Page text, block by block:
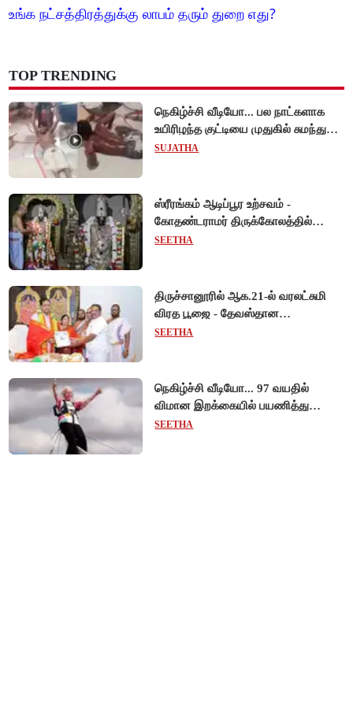
உங்க நட்சத்திரத்துக்கு லாபம் தரும் துறை எது?
TOP TRENDING
நெகிழ்ச்சி வீடியோ... பல நாட்களாக
உயிரிழந்த குட்டியை முதுகில் சுமந்து
நீந்திய டால்பின்... உலகை உலுக்கிய
SUJATHA
ஸ்ரீரங்கம் ஆடிப்பூர உற்சவம் -
கோதண்டராமர் திருக்கோலத்தில்
ஆண்டாள் நாச்சியார்!
SEETHA
திருச்சானூரில் ஆக.21-ல் வரலட்சுமி
விரத பூஜை - தேவஸ்தான
அறங்காவலர் குழு தலைவருக்கு
SEETHA
நெகிழ்ச்சி வீடியோ... 97 வயதில்
விமான இறக்கையில் பயணித்து
கின்னஸ் சாதனை படைத்த பிரிட்டன்
SEETHA